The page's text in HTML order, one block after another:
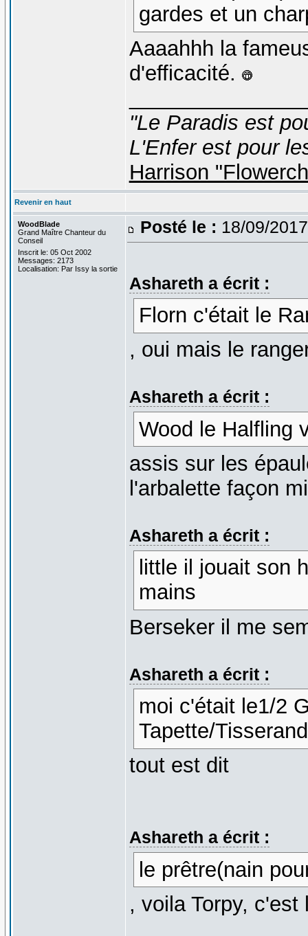
gardes et un
Aaaahhh la
d'efficacité.
"Le Paradis est
L'Enfer est pour
Harrison
Revenir en haut
WoodBlade
Grand Maître Chanteur du
Conseil
Inscrit le: 05 Oct 2002
Messages: 2173
Localisation: Par Issy la sortie
Posté le : 18/09/
Ashareth a écrit :
Florn c'était le
, oui mais le
Ashareth a écrit :
Wood le Halfling
assis sur les
l'arbalette façon
Ashareth a écrit :
little il jouait son
mains
Berseker il me
Ashareth a écrit :
moi c'était le1/2
Tapette/
tout est dit
Ashareth a écrit :
le prêtre(nain
, voila Torpy,